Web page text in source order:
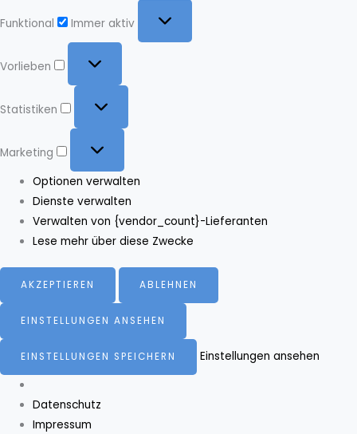
Funktional
Immer aktiv
Vorlieben
Statistiken
Marketing
Optionen verwalten
Dienste verwalten
Verwalten von {vendor_count}-Lieferanten
Lese mehr über diese Zwecke
AKZEPTIEREN ABLEHNEN
EINSTELLUNGEN ANSEHEN
EINSTELLUNGEN SPEICHERN Einstellungen ansehen
Datenschutz
Impressum